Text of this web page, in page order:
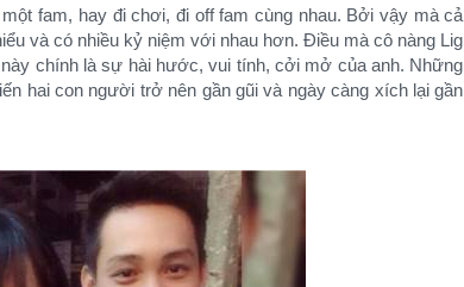
fam, hay đi chơi, đi off fam cùng nhau. Bởi vậy mà cả
và có nhiều kỷ niệm với nhau hơn. Điều mà cô nàng Lig
chính là sự hài hước, vui tính, cởi mở của anh. Những
hai con người trở nên gần gũi và ngày càng xích lại gần